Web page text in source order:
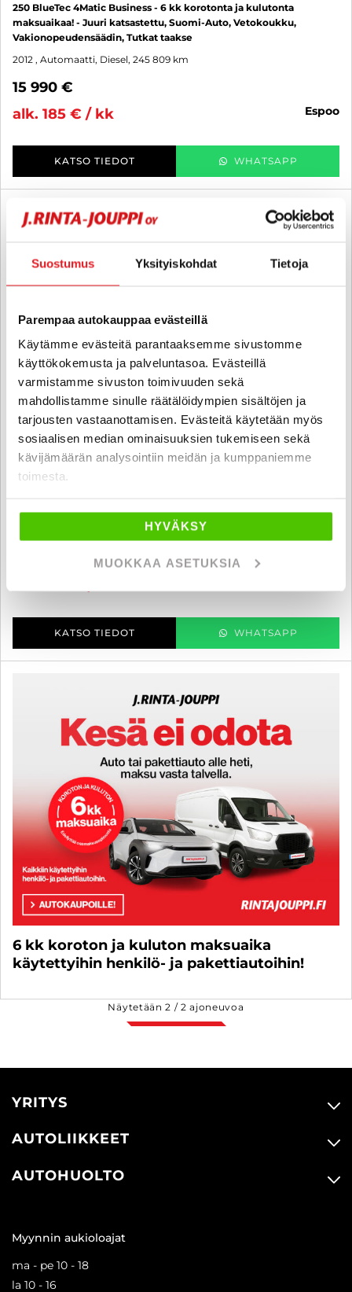
Suostumus Yksityiskohdat Tietoja
Parempaa autokauppaa evästeillä
Käytämme evästeitä parantaaksemme sivustomme
käyttökokemusta ja palveluntasoa. Evästeillä
varmistamme sivuston toimivuuden sekä
mahdollistamme sinulle räätälöidympien sisältöjen ja
tarjousten vastaanottamisen. Evästeitä käytetään myös
sosiaalisen median ominaisuuksien tukemiseen sekä
kävijämäärän analysointiin meidän ja kumppaniemme
toimesta.
HYVÄKSY
MUOKKAA ASETUKSIA
250 BlueTec 4Matic Business - 6 kk korotonta ja kulutonta
maksuaikaa! - Juuri katsastettu, Suomi-Auto, Vetokoukku,
Vakionopeudensäädin, Tutkat taakse
2012 , Automaatti, Diesel, 245 809 km
15 990 €
alk. 185 € / kk
espoo
KATSO TIEDOT WHATSAPP
6 kk korotonta ja kulutonta
Mercedes-Benz ML 63 AMG
VAPAASTIHENGITTÄVÄ VOIMANPESÄ
, Automaatti, Bensiini, 226 000 km
24 300 €
KATSO TIEDOT WHATSAPP
6 kk koroton ja kuluton maksuaika
käytettyihin henkilö- ja pakettiautoihin!
Näytetään2 /2 ajoneuvoa
YRITYS
AUTOLIIKKEET
AUTOHUOLTO
Myynnin aukioloajat
ma - pe 10 - 18
la 10 - 16